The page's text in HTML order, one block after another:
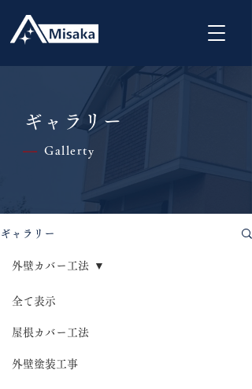
ギャラリー
| Gallerty
ギャラリー
全て表示
屋根カバー工法
外壁塗装工事
外壁カバー工法